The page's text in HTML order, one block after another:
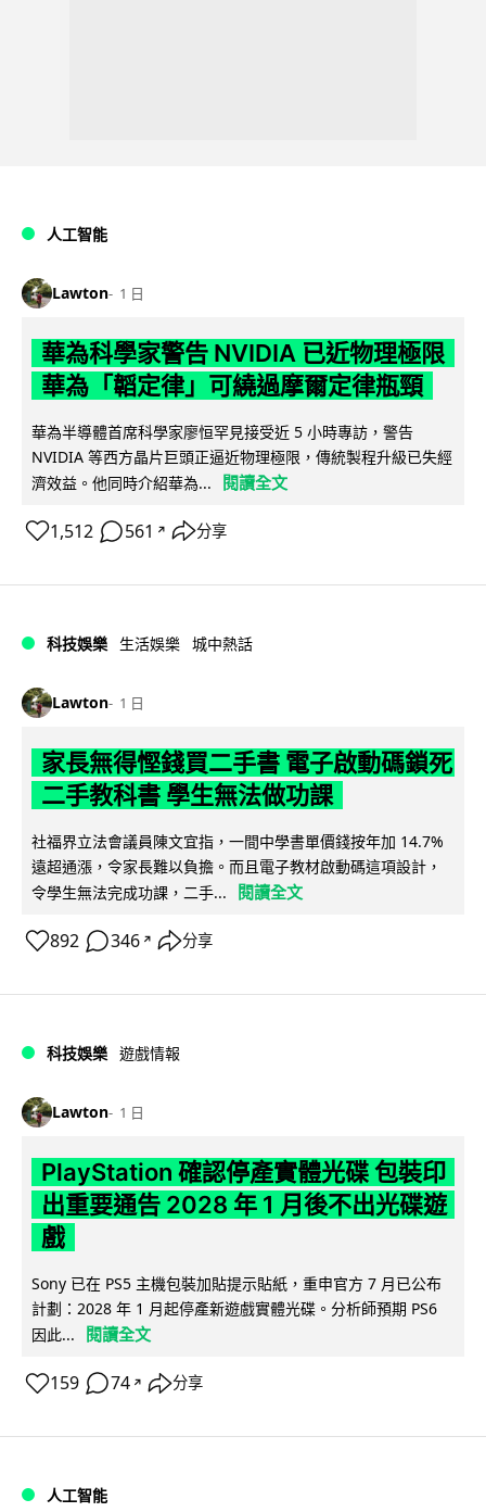
人工智能
Lawton 1 日
華為科學家警告 NVIDIA 已近物理極限
華為「韜定律」可繞過摩爾定律瓶頸
華為半導體首席科學家廖恒罕見接受近 5 小時專訪，警告
NVIDIA 等西方晶片巨頭正逼近物理極限，傳統製程升級已失經
濟效益。他同時介紹華為...
閱讀全文
1,512 561 ↗ 分享
科技娛樂 生活娛樂 城中熱話
Lawton 1 日
家長無得慳錢買二手書 電子啟動碼鎖死
二手教科書 學生無法做功課
社福界立法會議員陳文宜指，一間中學書單價錢按年加 14.7%
遠超通漲，令家長難以負擔。而且電子教材啟動碼這項設計，
令學生無法完成功課，二手...
閱讀全文
892 346 ↗ 分享
科技娛樂 遊戲情報
Lawton 1 日
PlayStation 確認停產實體光碟 包裝印
出重要通告 2028 年 1 月後不出光碟遊
戲
Sony 已在 PS5 主機包裝加貼提示貼紙，重申官方 7 月已公布
計劃：2028 年 1 月起停產新遊戲實體光碟。分析師預期 PS6
因此...
閱讀全文
159 74 ↗ 分享
人工智能